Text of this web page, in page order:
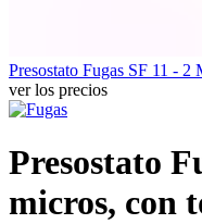
Presostato Fugas SF 11 - 2
ver los precios
Presostato
micros, con